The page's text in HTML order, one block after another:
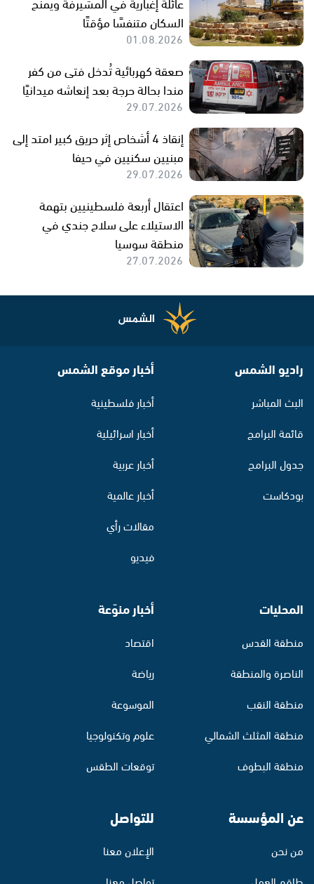
السكان متنفسًا مؤقتًا
01.08.2026
صعقة كهربائية تُدخل فتى من كفر
مندا بحالة حرجة بعد إنعاشه ميدانيًا
29.07.2026
إنقاذ 4 أشخاص إثر حريق كبير امتد إلى
مبنيين سكنيين في حيفا
29.07.2026
اعتقال أربعة فلسطينيين بتهمة
الاستيلاء على سلاح جندي في
منطقة سوسيا
27.07.2026
راديو الشمس
البث المباشر
قائمة البرامج
جدول البرامج
بودكاست
أخبار موقع الشمس
أخبار فلسطينية
أخبار اسرائيلية
أخبار عربية
أخبار عالمية
مقالات رأي
فيديو
المحليات
منطقة القدس
الناصرة والمنطقة
منطقة النقب
منطقة المثلث الشمالي
منطقة البطوف
أخبار منوّعة
اقتصاد
رياضة
الموسوعة
علوم وتكنولوجيا
توقعات الطقس
عن المؤسسة
من نحن
للتواصل
الإعلان معنا